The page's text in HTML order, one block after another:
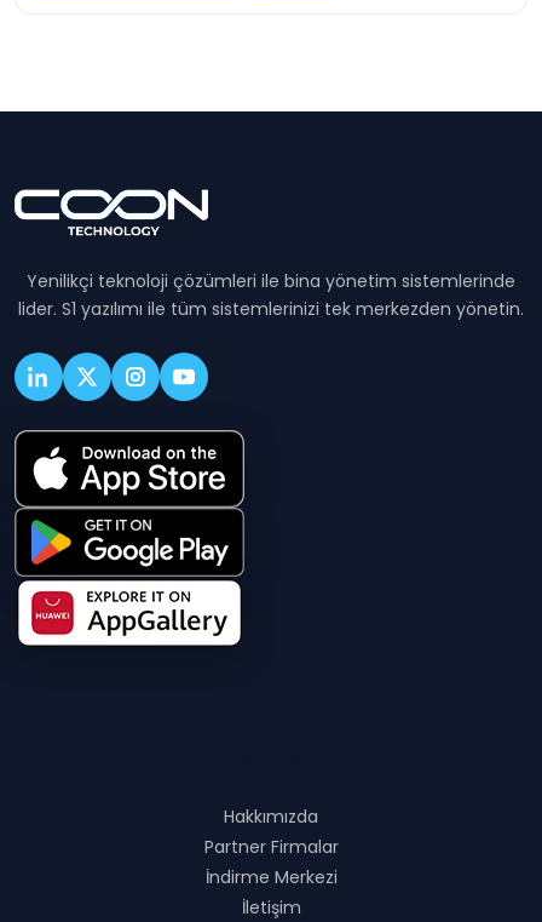
Yenilikçi teknoloji çözümleri ile bina yönetim sistemlerinde
lider. S1 yazılımı ile tüm sistemlerinizi tek merkezden yönetin.
Hakkımızda
Partner Firmalar
İndirme Merkezi
İletişim